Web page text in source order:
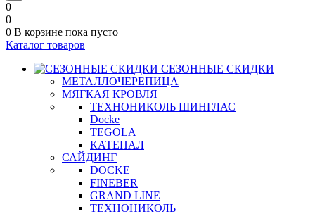
0
0
0 В корзине пока пусто
Каталог товаров
СЕЗОННЫЕ СКИДКИ
МЕТАЛЛОЧЕРЕПИЦА
МЯГКАЯ КРОВЛЯ
ТЕХНОНИКОЛЬ ШИНГЛАС
Docke
TEGOLA
КАТЕПАЛ
САЙДИНГ
DOCKE
FINEBER
GRAND LINE
ТЕХНОНИКОЛЬ